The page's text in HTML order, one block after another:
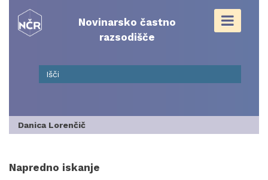
content
Novinarsko častno
razsodišče
Danica Lorenčič
Napredno iskanje